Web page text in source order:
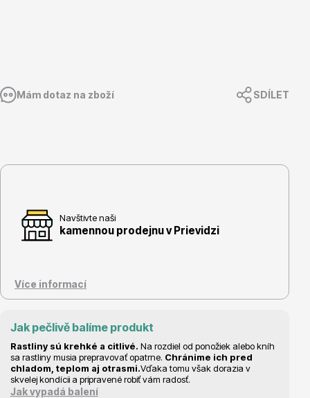
Cibuloviny
Mám dotaz na zboží SDÍLET
Navštivte naši
kamennou prodejnu v Prievidzi
Více informací
Jak pečlivě balíme produkt
Rastliny sú krehké a citlivé. Na rozdiel od ponožiek alebo kníh
sa rastliny musia prepravovať opatrne. Chránime ich pred
chladom, teplom aj otrasmi.Vďaka tomu však dorazia v
skvelej kondícii a pripravené robiť vám radosť.
Jak vypadá balení